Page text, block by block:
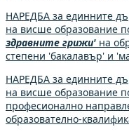
НАРЕДБА за единните
на висше образование
здравните грижи' на
степени 'бакалавър' и
НАРЕДБА за единните
на висше образование
професионално
образователно-